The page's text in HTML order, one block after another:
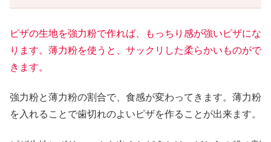
ピザの生地を強力粉で作れば、もっちり感が強いピザにな
ります。薄力粉を使うと、サックリした柔らかいものがで
きます。
強力粉と薄力粉の割合で、食感が変わってきます。薄力粉
を入れることで歯切れのよいピザを作ることが出来ます。